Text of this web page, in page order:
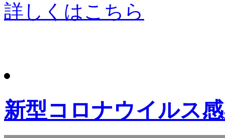
詳しくはこちら
新型コロナウイルス